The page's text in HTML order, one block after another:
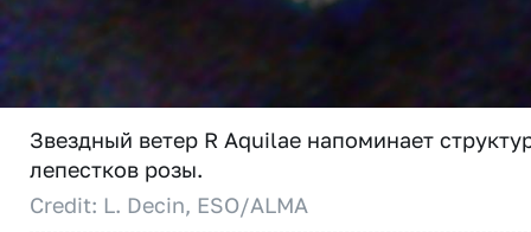
Звездный ветер R Aquilae напоминает
лепестков розы.
Credit: L. Decin, ESO/ALMA